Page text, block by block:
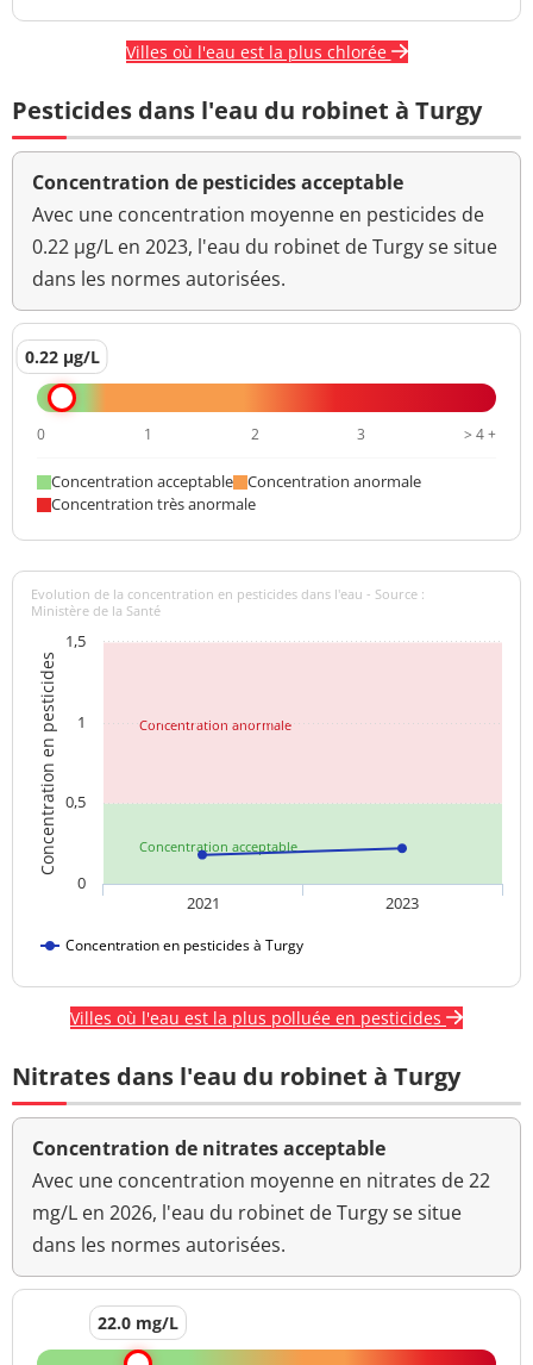
Villes où l'eau est la plus chlorée
Pesticides dans l'eau du robinet à Turgy
Concentration de pesticides acceptable
Avec une concentration moyenne en pesticides de
0.22 µg/L en 2023, l'eau du robinet de Turgy se situe
dans les normes autorisées.
0.22 µg/L
0 1 2 3 > 4 +
Concentration acceptable
Concentration anormale
Concentration très anormale
Concentration acceptable
Concentration anormale
Concentration en pesticides
Evolution de la concentration en pesticides dans l'eau - Source :
Ministère de la Santé
Concentration en pesticides à Turgy
2021 2023
0
0,5
1
1,5
Villes où l'eau est la plus polluée en pesticides
Nitrates dans l'eau du robinet à Turgy
Concentration de nitrates acceptable
Avec une concentration moyenne en nitrates de 22
mg/L en 2026, l'eau du robinet de Turgy se situe
dans les normes autorisées.
22.0 mg/L